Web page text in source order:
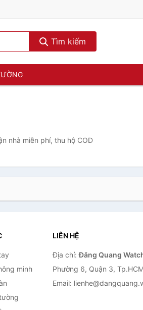
Tìm kiếm
nhà miễn phí, thu hộ COD
minh
LIÊN HỆ
Địa chỉ:Đăng Quang
Phường 6, Quận 3,
Email: